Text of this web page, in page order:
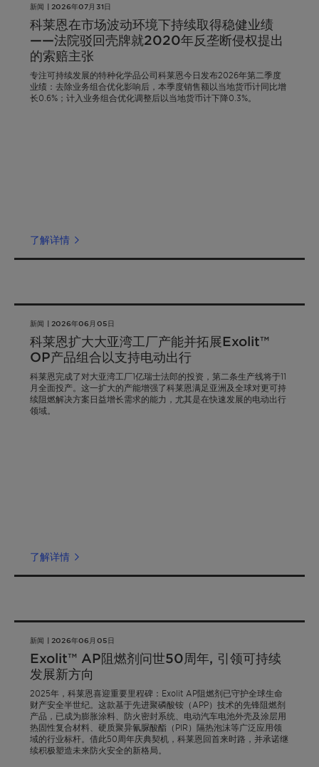
新闻 | 2026年07月31日
科莱恩在市场波动环境下持续取得稳健业绩
——法院驳回壳牌就2020年反垄断侵权提出
的索赔主张
专注可持续发展的特种化学品公司科莱恩今日发布2026年第二季度
业绩：去除业务组合优化影响后，本季度销售额以当地货币计同比增
长0.6%；计入业务组合优化调整后以当地货币计下降0.3%。
了解详情
新闻 | 2026年06月05日
科莱恩扩大大亚湾工厂产能并拓展Exolit™
OP产品组合以支持电动出行
科莱恩完成了对大亚湾工厂1亿瑞士法郎的投资，第二条生产线将于11
月全面投产。这一扩大的产能增强了科莱恩满足亚洲及全球对更可持
续阻燃解决方案日益增长需求的能力，尤其是在快速发展的电动出行
领域。
了解详情
新闻 | 2026年06月05日
Exolit™ AP阻燃剂问世50周年, 引领可持续
发展新方向
2025年，科莱恩喜迎重要里程碑：Exolit AP阻燃剂已守护全球生命
财产安全半世纪。这款基于先进聚磷酸铵（APP）技术的先锋阻燃剂
产品，已成为膨胀涂料、防火密封系统、电动汽车电池外壳及涂层用
热固性复合材料、硬质聚异氰脲酸酯（PIR）隔热泡沫等广泛应用领
域的行业标杆。借此50周年庆典契机，科莱恩回首来时路，并承诺继
续积极塑造未来防火安全的新格局。